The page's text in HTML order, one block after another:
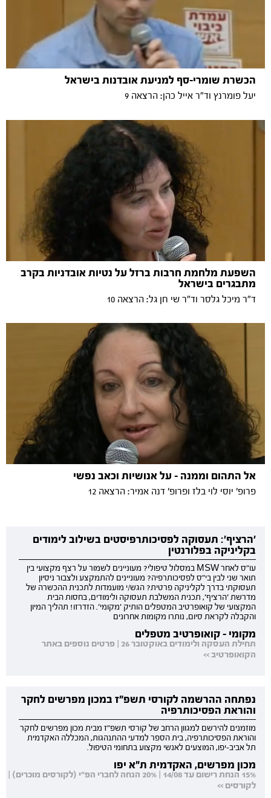
הכשרת שומרי-סף למניעת אובדנות בישראל
יעל פומרנץ וד"ר אייל כהן: הרצאה 9
השפעת מלחמת חרבות ברזל על נטיות אובדניות בקרב
מתבגרים בישראל
ד"ר מיכל גלסר וד"ר שי חן גל: הרצאה 10
אל התהום וממנה - על אנושיות וכאב נפשי
פרופ׳ יוסי לוי בלז ופרופ׳ דנה אמיר: הרצאה 12
'הרציף': תעסוקה לפסיכותרפיסטים בשילוב לימודים
בקליניקה בפלורנטין
עו"ס לאחר MSW במסלול טיפולי? מעוניינים לשמור על רצף מקצועי בין
תואר שני לבין בי"ס לפסיכותרפיה? מעוניינים להתמקצע ולצבור ניסיון
תעסוקתי בדרך לקליניקה פרטית? הגש/י מועמדות לתכנית ההכשרה של
מדרשת 'הרציף', תכנית המשלבת תעסוקה ולימודים, בחסות הבית
המקצועי של קואופרטיב המטפלים הותיק 'מקומי'. הזדרזו! תהליך המיון
והקבלה לקראת סיום, נותרו מקומות אחרונים
מקומי - קואופרטיב מטפלים
תחילת העסקה ולימודים באוקטובר 26 | פרטים נוספים באתר
הקואופרטיב >>
נפתחה ההרשמה לקורסי תשפ"ז במכון מפרשים לחקר
והוראת הפסיכותרפיה
מוזמנים להירשם למגוון הרחב של קורסי תשפ"ז מבית מכון מפרשים לחקר
והוראת הפסיכותרפיה, בית הספר למדעי ההתנהגות, המכללה האקדמית
תל אביב-יפו, המוצעים לאנשי מקצוע בתחומי הטיפול.
מכון מפרשים, האקדמית ת"א יפו
15% הנחת רישום עד 14/08 | 20% הנחה לחברי הפ"י (לקורסים מוכרים) |
לקורסים >>